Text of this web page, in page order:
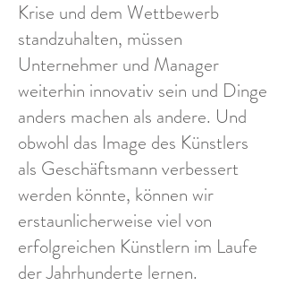
Krise und dem Wettbewerb
standzuhalten, müssen
Unternehmer und Manager
weiterhin innovativ sein und Dinge
anders machen als andere. Und
obwohl das Image des Künstlers
als Geschäftsmann verbessert
werden könnte, können wir
erstaunlicherweise viel von
erfolgreichen Künstlern im Laufe
der Jahrhunderte lernen.